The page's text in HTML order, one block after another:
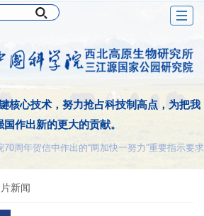
核心技术，努力抢占科技制高点，为把我
作出新的更大的贡献。
周年贺信中作出的“两加快一努力”重要指示要求
新闻